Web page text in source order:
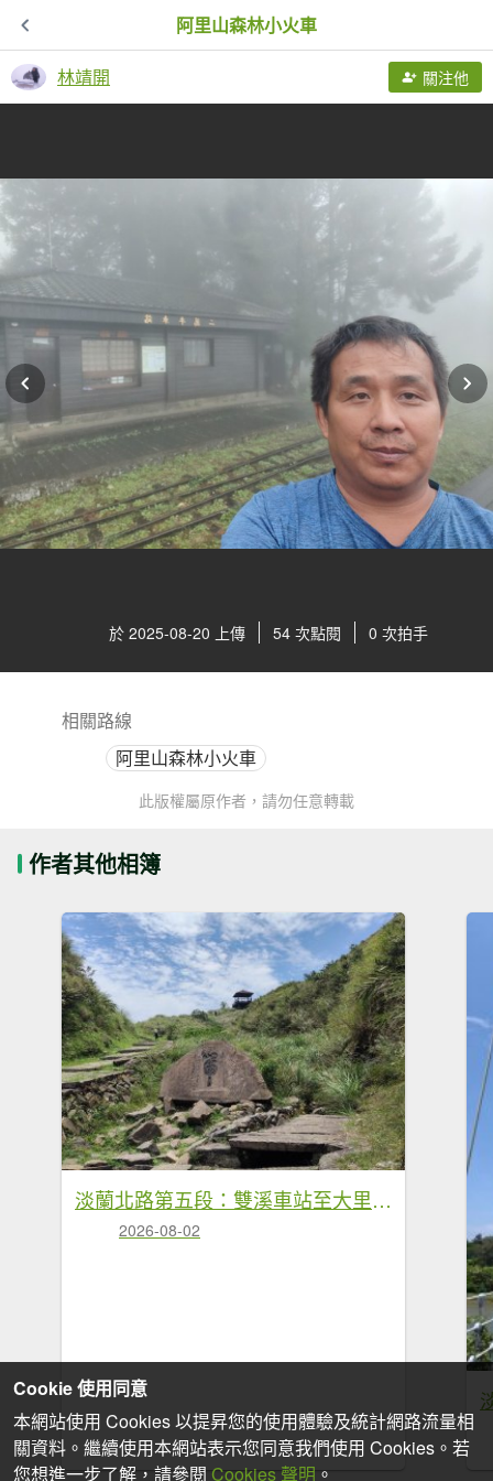
阿里山森林小火車
林靖開 關注他
於 2025-08-20 上傳 54 次點閱 0 次拍手
相關路線
阿里山森林小火車
此版權屬原作者，請勿任意轉載
作者其他相簿
淡蘭北路第五段：雙溪車站至大里車站
2026-08-02
Cookie 使用同意
本網站使用 Cookies 以提昇您的使用體驗及統計網路流量相
關資料。繼續使用本網站表示您同意我們使用 Cookies。若
您想進一步了解，請參閱 Cookies 聲明 。